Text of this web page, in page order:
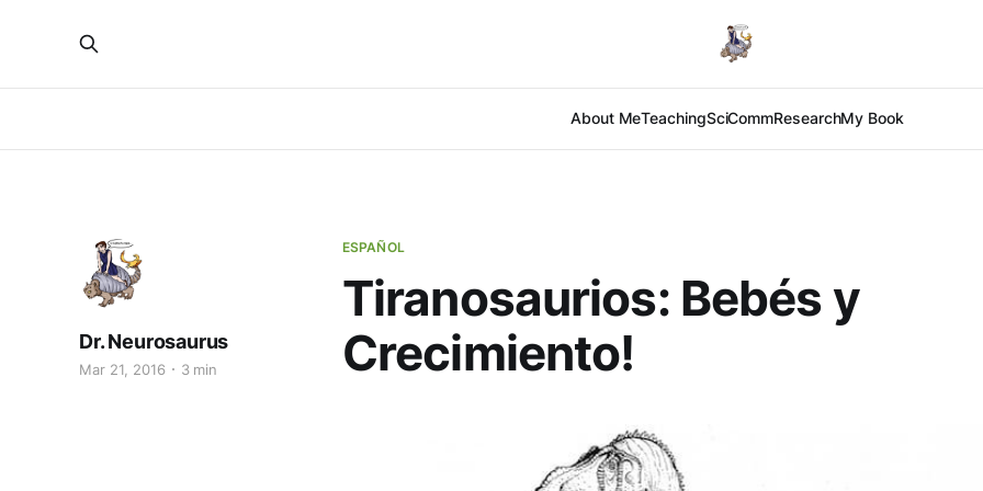
About MeTeachingSciCommResearchMy Book
ESPAÑOL
Tiranosaurios: Bebés y
Crecimiento!
Dr. Neurosaurus
Mar 21, 2016 3 min